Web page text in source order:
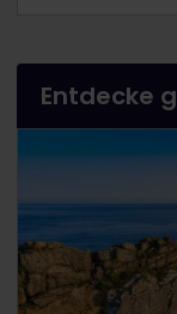
Entdecke